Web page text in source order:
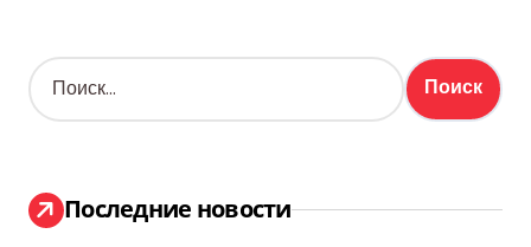
Н
а
:
Последние новости